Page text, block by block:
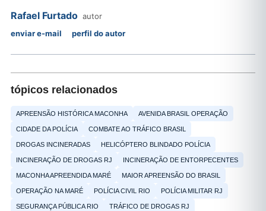
Rafael Furtado autor
enviar e-mail
perfil do autor
tópicos relacionados
APREENSÃO HISTÓRICA MACONHA AVENIDA BRASIL OPERAÇÃO
CIDADE DA POLÍCIA COMBATE AO TRÁFICO BRASIL
DROGAS INCINERADAS HELICÓPTERO BLINDADO POLÍCIA
INCINERAÇÃO DE DROGAS RJ INCINERAÇÃO DE ENTORPECENTES
MACONHA APREENDIDA MARÉ MAIOR APREENSÃO DO BRASIL
OPERAÇÃO NA MARÉ POLÍCIA CIVIL RIO POLÍCIA MILITAR RJ
SEGURANÇA PÚBLICA RIO TRÁFICO DE DROGAS RJ